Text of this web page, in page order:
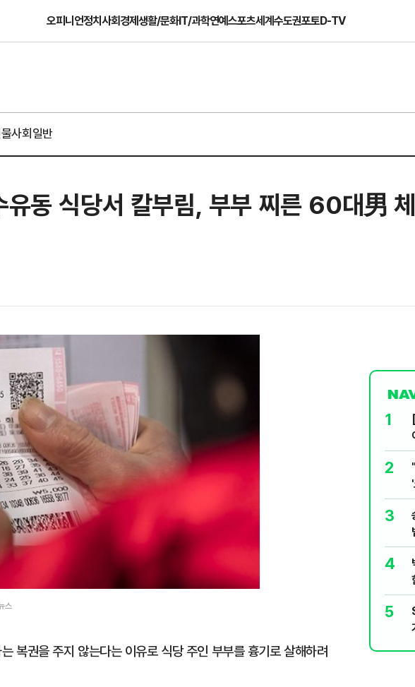
오피니언정치사회경제생활/문화IT/과학연예스포츠세계수도권포토D-TV
사회일반
동 식당서 칼부림, 부부 찌른 60대男
스
복권을 주지 않는다는 이유로 식당 주인 부부를 흉기로 살해하려
1
2
3
4
5